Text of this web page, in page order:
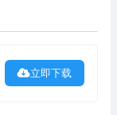
立即下载